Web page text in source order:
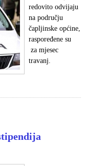
redovito odvijaju
na području
čapljinske općine,
raspoređene su
za mjesec
travanj.